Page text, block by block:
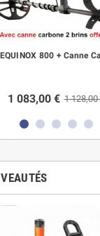
800 + Canne
1 083,00 € 1 128,00